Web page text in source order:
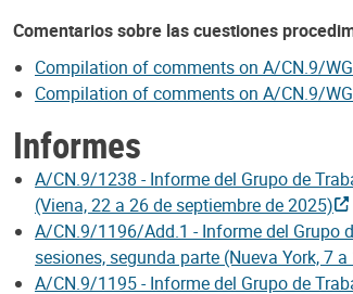
Comentarios sobre las cuestiones
Compilation of comments on A/CN.9/
Compilation of comments on A/CN.9/
Informes
A/CN.9/1238 - Informe del Grupo de
(Viena, 22 a 26 de septiembre de 2025)
A/CN.9/1196/Add.1 - Informe del Grupo
sesiones, segunda parte (Nueva York, 7
A/CN.9/1195 - Informe del Grupo de